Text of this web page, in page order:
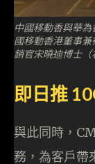
中國移動香與華
國移動香港董事
銷官宋曉迪博士（
即日推
與此同時，
務，為客戶帶